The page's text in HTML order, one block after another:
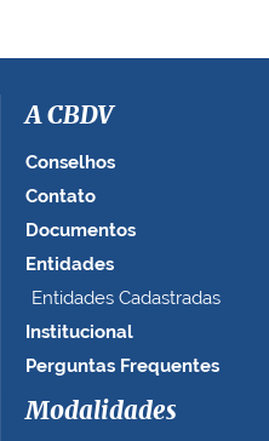
i
a
e
n
o
t
m
a
n
o
A CBDV
Conselhos
Contato
Documentos
Entidades
Entidades Cadastradas
Institucional
Perguntas Frequentes
Modalidades